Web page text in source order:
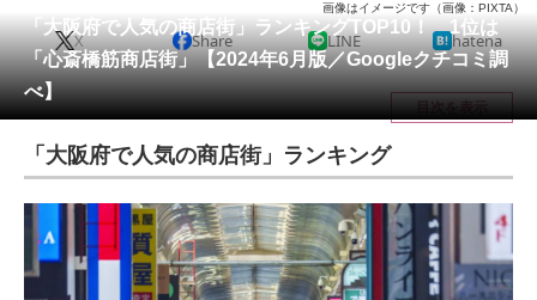
会員記事
メディア
注目記事を集めた総合ページ
ITの今と未来を見通す
スマホと通信の最新トレンド
進化するPCとデバイスの未来
「大阪府で人気の商店街」ランキングTOP10！ 1位は
「心斎橋筋商店街」【2024年6月版／Googleクチコミ調
べ】
画像はイメージです（画像：PIXTA）
X Share LINE hatena
目次を表示
「大阪府で人気の商店街」ランキング